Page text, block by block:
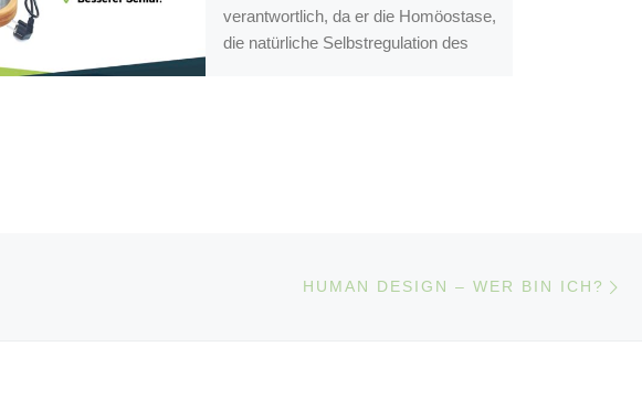
verantwortlich, da er die Homöostase,
die natürliche Selbstregulation des
HUMAN DESIGN – WER BIN ICH?